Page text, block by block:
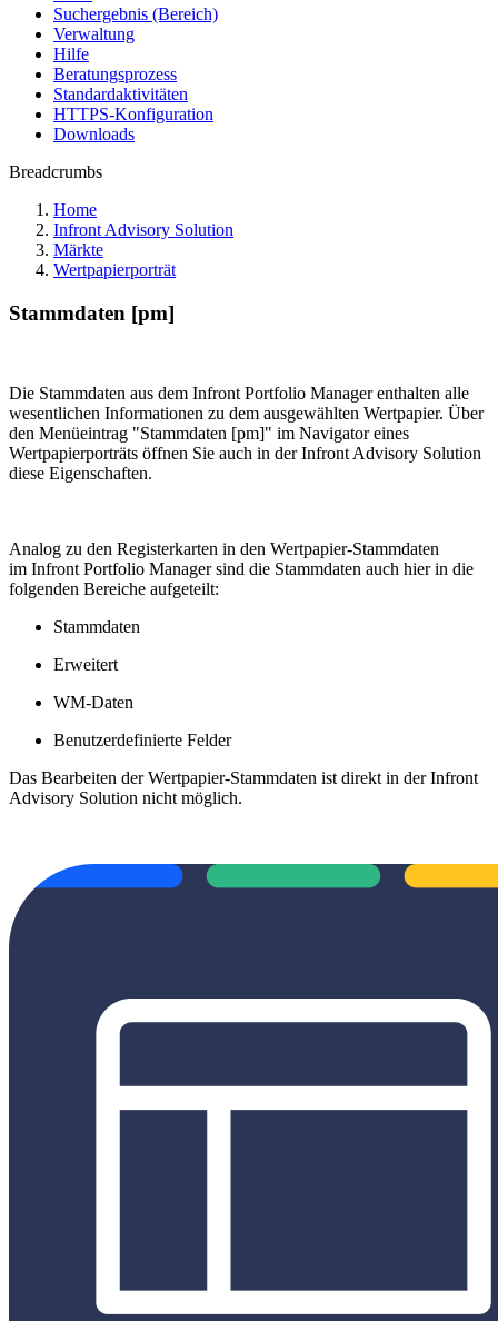
Suchergebnis (Bereich)
Verwaltung
Hilfe
Beratungsprozess
Standardaktivitäten
HTTPS-Konfiguration
Downloads
Breadcrumbs
Home
Infront Advisory Solution
Märkte
Wertpapierporträt
Stammdaten [pm]
Die Stammdaten aus dem Infront Portfolio Manager enthalten alle
wesentlichen Informationen zu dem ausgewählten Wertpapier. Über
den Menüeintrag "Stammdaten [pm]" im Navigator eines
Wertpapierporträts öffnen Sie auch in der Infront Advisory Solution
diese Eigenschaften.
Analog zu den Registerkarten in den Wertpapier-Stammdaten
im Infront Portfolio Manager sind die Stammdaten auch hier in die
folgenden Bereiche aufgeteilt:
Stammdaten
Erweitert
WM-Daten
Benutzerdefinierte Felder
Das Bearbeiten der Wertpapier-Stammdaten ist direkt in der Infront
Advisory Solution nicht möglich.